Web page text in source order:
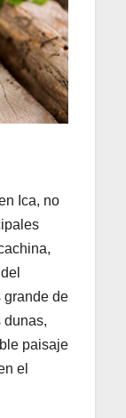
Ica, no
grande de
dunas,
paisaje
el